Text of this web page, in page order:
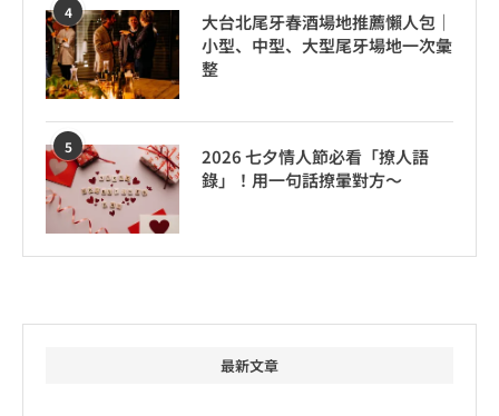
4
大台北尾牙春酒場地推薦懶人包｜
小型、中型、大型尾牙場地一次彙
整
5
2026 七夕情人節必看「撩人語
錄」！用一句話撩暈對方～
最新文章